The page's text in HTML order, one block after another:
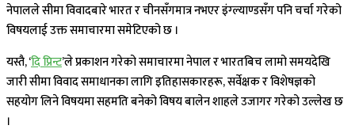
नेपालले सीमा विवादबारे भारत र चीनसँगमात्र नभएर इंग्ल्याण्डसँग पनि चर्चा गरेको
विषयलाई उक्त समाचारमा समेटिएको छ ।
यस्तै, ‘दि प्रिन्ट’ले प्रकाशन गरेको समाचारमा नेपाल र भारतबिच लामो समयदेखि
जारी सीमा विवाद समाधानका लागि इतिहासकारहरू, सर्वेक्षक र विशेषज्ञको
सहयोग लिने विषयमा सहमति बनेको विषय बालेन शाहले उजागर गरेको उल्लेख छ
।